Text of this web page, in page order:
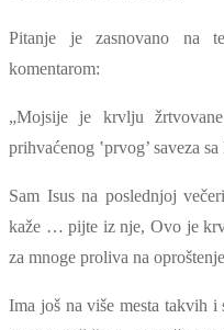
Pitanje je zasnovano na
komentarom:
„Mojsije je krvlju
prihvaćenog ‛prvog’ saveza
Sam Isus na poslednjoj
kaže … pijte iz nje, Ovo je krv
za mnoge proliva na
Ima još na više mesta takvih i